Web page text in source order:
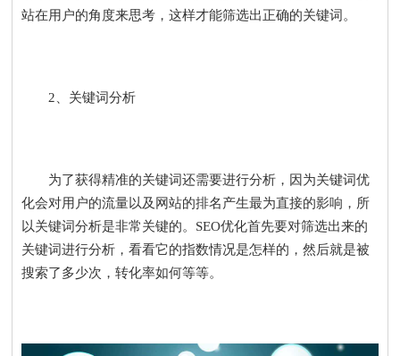
站在用户的角度来思考，这样才能筛选出正确的关键词。
2、关键词分析
为了获得精准的关键词还需要进行分析，因为关键词优
化会对用户的流量以及网站的排名产生最为直接的影响，所
以关键词分析是非常关键的。SEO优化首先要对筛选出来的
关键词进行分析，看看它的指数情况是怎样的，然后就是被
搜索了多少次，转化率如何等等。